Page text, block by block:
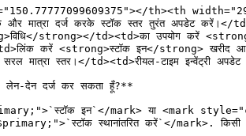
th><th
मात्रा दर्ज करके स्टॉक स्तर तुरंत अपडेट
strong></td><td>का उपयोग करें
करें <strong>स्टॉक इन</strong>
मात्रा स्तर।</td><td>रीयल-टाइम इन्वेंट्री
लेन-देन दर्ज कर सकता हूँ?**
इन`</mark> या <mark
स्थानांतरित करें`</mark>. किसी